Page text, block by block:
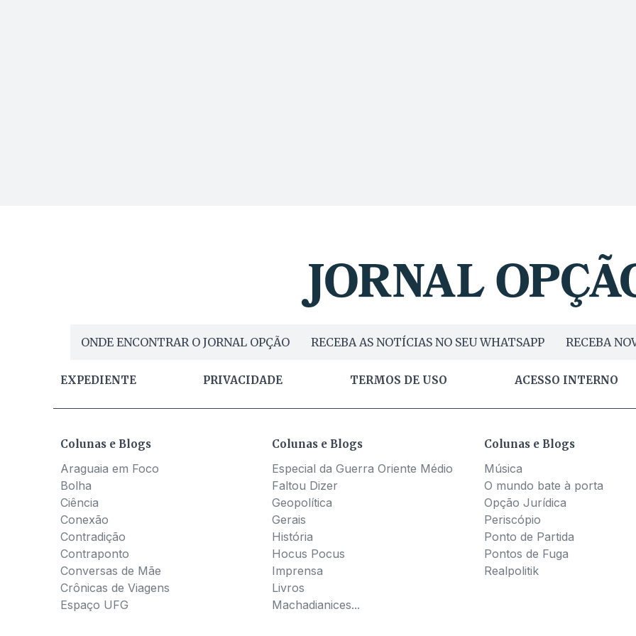
ONDE ENCONTRAR O JORNAL OPÇÃO RECEBA AS NOTÍCIAS NO SEU WHATSAPP RECEBA
EXPEDIENTE PRIVACIDADE TERMOS DE USO ACESSO INTERNO
Colunas e Blogs
Araguaia em Foco
Bolha
Ciência
Conexão
Contradição
Contraponto
Conversas de Mãe
Crônicas de Viagens
Espaço UFG
Colunas e Blogs
Especial da Guerra Oriente Médio
Faltou Dizer
Geopolítica
Gerais
História
Hocus Pocus
Imprensa
Livros
Machadianices...
Colunas e Blogs
Música
O mundo bate à porta
Opção Jurídica
Periscópio
Ponto de Partida
Pontos de Fuga
Realpolitik